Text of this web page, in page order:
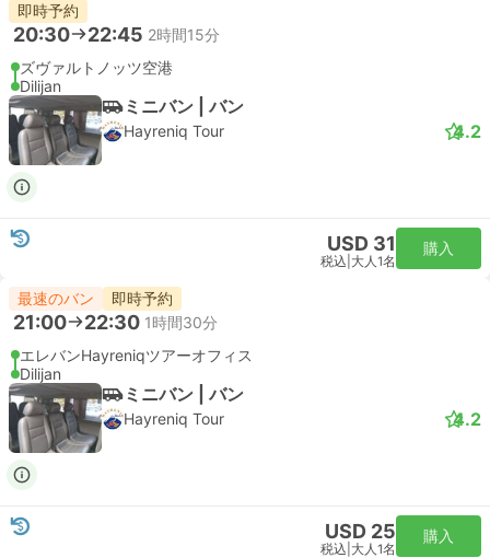
即時予約
20:30 22:45 2時間15分
ズヴァルトノッツ空港
Dilijan
ミニバン | バン
Hayreniq Tour 4.2
USD 31
税込 大人1名
購入
最速のバン 即時予約
21:00 22:30 1時間30分
エレバンHayreniqツアーオフィス
Dilijan
ミニバン | バン
Hayreniq Tour 4.2
USD 25
税込 大人1名
購入